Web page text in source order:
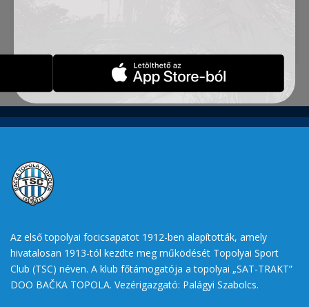
Az első topolyai focicsapatot 1912-ben alapították, amely
hivatalosan 1913-tól kezdte meg működését Topolyai Sport
Club (TSC) néven. A klub főtámogatója a topolyai „SAT-TRAKT”
DOO BAČKA TOPOLA. Vezérigazgató: Palágyi Szabolcs.